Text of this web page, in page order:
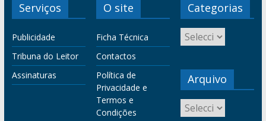
Serviços
Publicidade
Tribuna do Leitor
Assinaturas
O site
Ficha Técnica
Contactos
Política de
Privacidade e
Termos e
Condições
Categorias
Arquivo